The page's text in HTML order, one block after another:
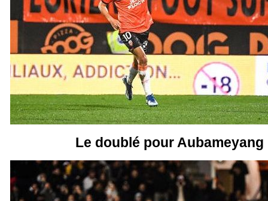
Le doublé pour Aubameyang